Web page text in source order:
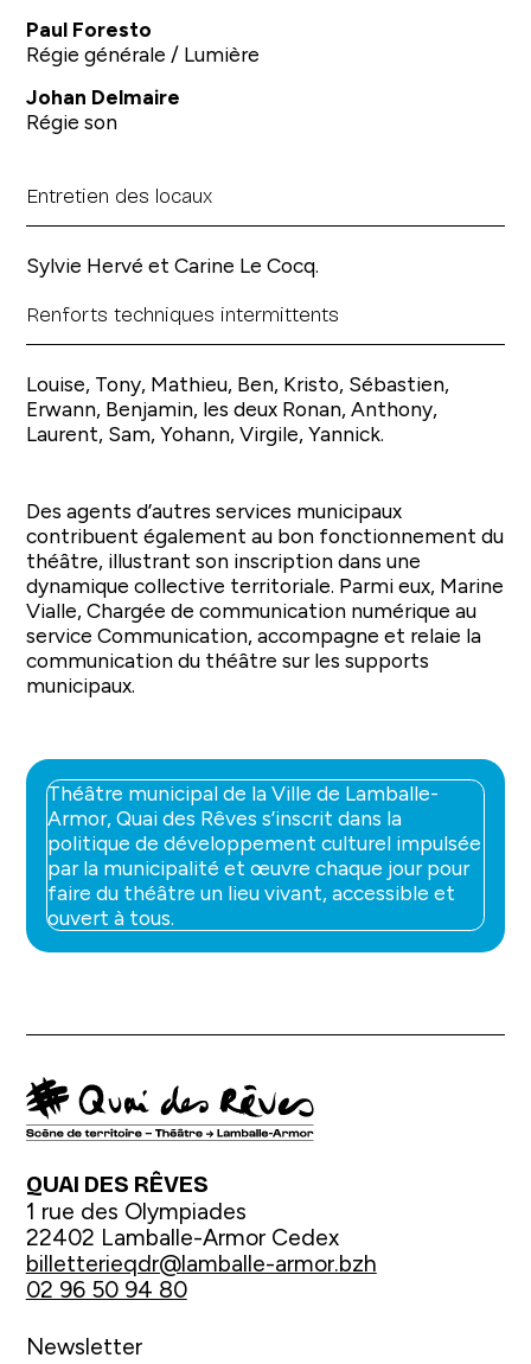
Paul Foresto
Régie générale / Lumière
Johan Delmaire
Régie son
Entretien des locaux
Sylvie Hervé et Carine Le Cocq.
Renforts techniques intermittents
Louise, Tony, Mathieu, Ben, Kristo, Sébastien,
Erwann, Benjamin, les deux Ronan, Anthony,
Laurent, Sam, Yohann, Virgile, Yannick.
Des agents d’autres services municipaux
contribuent également au bon fonctionnement du
théâtre, illustrant son inscription dans une
dynamique collective territoriale. Parmi eux, Marine
Vialle, Chargée de communication numérique au
service Communication, accompagne et relaie la
communication du théâtre sur les supports
municipaux.
Théâtre municipal de la Ville de Lamballe-
Armor, Quai des Rêves s’inscrit dans la
politique de développement culturel impulsée
par la municipalité et œuvre chaque jour pour
faire du théâtre un lieu vivant, accessible et
ouvert à tous.
QUAI DES RÊVES
1 rue des Olympiades
22402 Lamballe-Armor Cedex
billetterieqdr@lamballe-armor.bzh
02 96 50 94 80
Newsletter